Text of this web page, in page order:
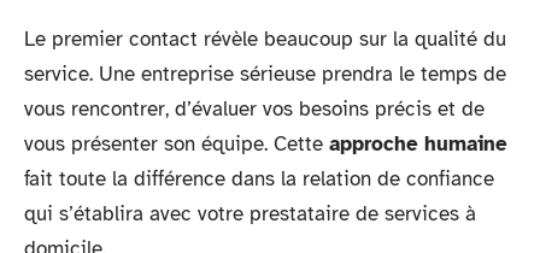
Le premier contact révèle beaucoup sur la qualité du
service. Une entreprise sérieuse prendra le temps de
vous rencontrer, d’évaluer vos besoins précis et de
vous présenter son équipe. Cette approche humaine
fait toute la différence dans la relation de confiance
qui s’établira avec votre prestataire de services à